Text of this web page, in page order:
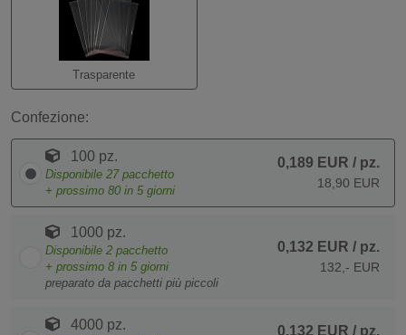
Trasparente
Confezione:
100 pz.
Disponibile 27 pacchetto
+ prossimo 80 in 5 giorni
0,189 EUR / pz.
18,90 EUR
1000 pz.
Disponibile 2 pacchetto
+ prossimo 8 in 5 giorni
preparato da pacchetti più piccoli
0,132 EUR / pz.
132,- EUR
4000 pz. 0,132 EUR / pz.